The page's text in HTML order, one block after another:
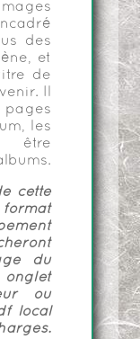
des
et
de
Il
pages
les
être
cette
format
du
onglet
ou
local